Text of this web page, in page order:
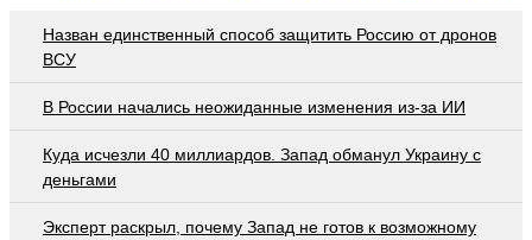
Назван единственный способ защитить Россию от дронов
ВСУ
В России начались неожиданные изменения из-за ИИ
Куда исчезли 40 миллиардов. Запад обманул Украину с
деньгами
Эксперт раскрыл, почему Запад не готов к возможному